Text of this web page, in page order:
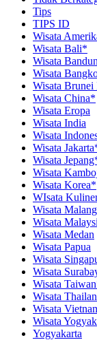
Tips
TIPS ID
Wisata
Wisata Bali*
Wisata
Wisata
Wisata Brunei
Wisata China*
Wisata Eropa
Wisata India
Wisata
Wisata
Wisata
Wisata
Wisata Korea*
WIsata
Wisata
Wisata
Wisata Medan
Wisata Papua
Wisata
Wisata
Wisata
Wisata
Wisata
Wisata
Yogyakarta